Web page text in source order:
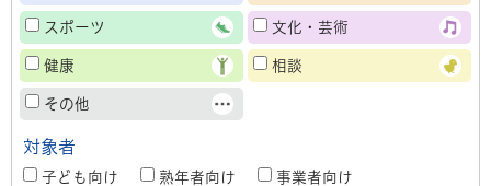
スポーツ 文化・芸術
健康 相談
その他
対象者
子ども向け 熟年者向け 事業者向け